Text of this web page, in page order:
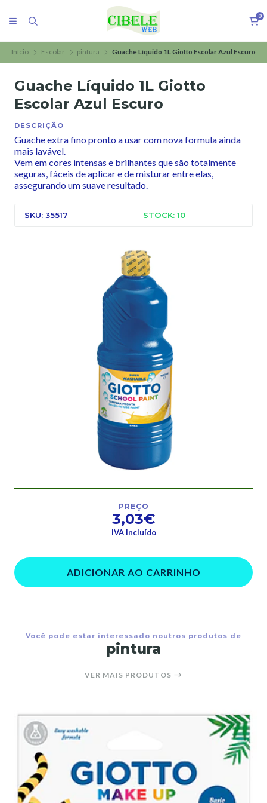
0
Início Escolar pintura Guache Líquido 1L Giotto Escolar Azul Escuro
Guache Líquido 1L Giotto
Escolar Azul Escuro
DESCRIÇÃO
Guache extra fino pronto a usar com nova formula ainda
mais lavável.
Vem em cores intensas e brilhantes que são totalmente
seguras, fáceis de aplicar e de misturar entre elas,
assegurando um suave resultado.
SKU: 35517 STOCK: 10
PREÇO
3,03€
IVA Incluído
ADICIONAR AO CARRINHO
Você pode estar interessado noutros produtos de
pintura
VER MAIS PRODUTOS